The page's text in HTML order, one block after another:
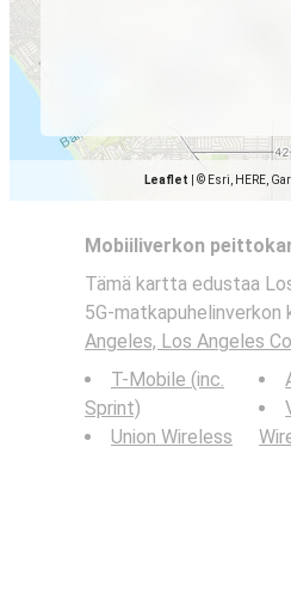
Leaflet © Esri, HERE,
Mobiiliverkon
Tämä kartta edustaa
5G-
Angeles, Los Angeles
T-Mobile (inc.
Sprint)
Union Wireless